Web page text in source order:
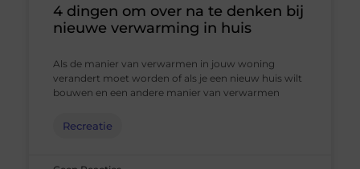
4 dingen om over na te denken bij
nieuwe verwarming in huis
Als de manier van verwarmen in jouw woning
verandert moet worden of als je een nieuw huis wilt
bouwen en een andere manier van verwarmen
Recreatie